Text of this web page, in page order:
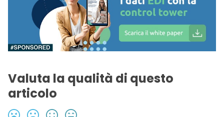
Valuta la qualità di questo
articolo